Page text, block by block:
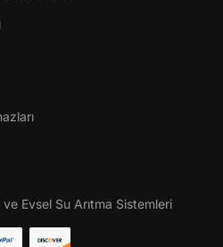
Evsel Su Arıtma Sistemleri